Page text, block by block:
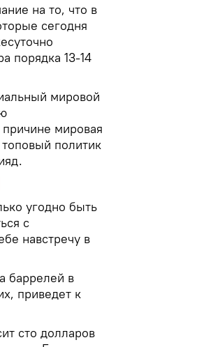
на то, что в
сегодня
порядка 13-14
мировой
мировая
политик
угодно быть
с
навстречу в
баррелей в
приведет к
сто долларов